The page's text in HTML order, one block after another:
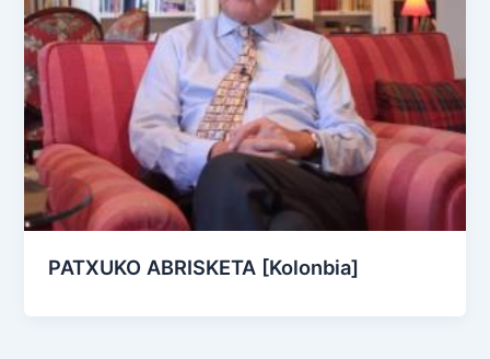
PATXUKO ABRISKETA [Kolonbia]